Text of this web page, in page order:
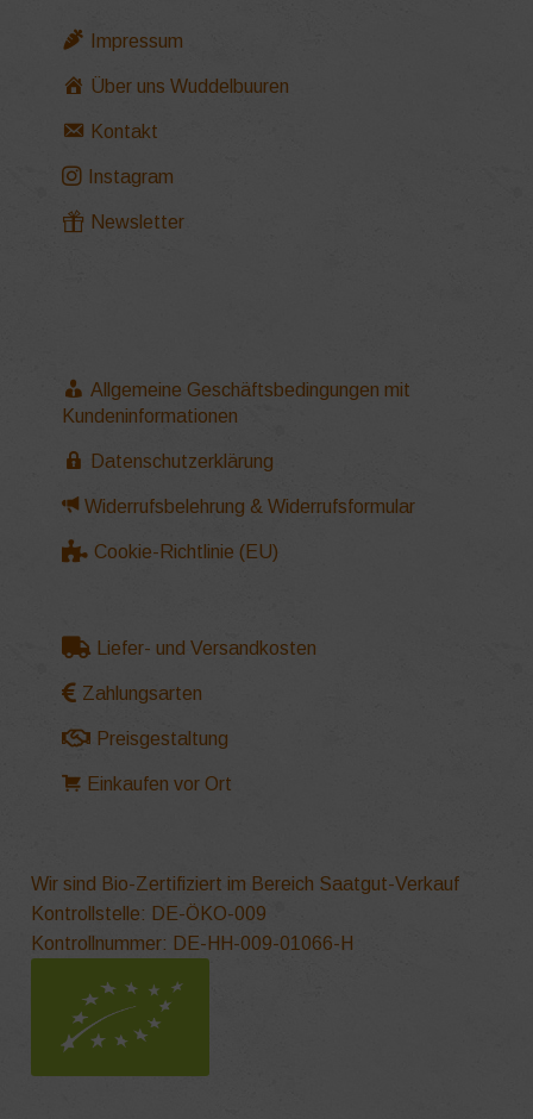
Impressum
Über uns Wuddelbuuren
Kontakt
Instagram
Newsletter
Allgemeine Geschäftsbedingungen mit
Kundeninformationen
Datenschutzerklärung
Widerrufsbelehrung & Widerrufsformular
Cookie-Richtlinie (EU)
Liefer- und Versandkosten
Zahlungsarten
Preisgestaltung
Einkaufen vor Ort
Wir sind Bio-Zertifiziert im Bereich Saatgut-Verkauf
Kontrollstelle: DE-ÖKO-009
Kontrollnummer: DE-HH-009-01066-H